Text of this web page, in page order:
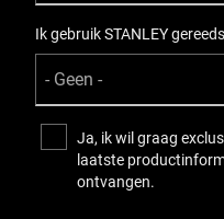
Ik gebruik STANLEY
Ja, ik wil graag
laatste
ontvangen.